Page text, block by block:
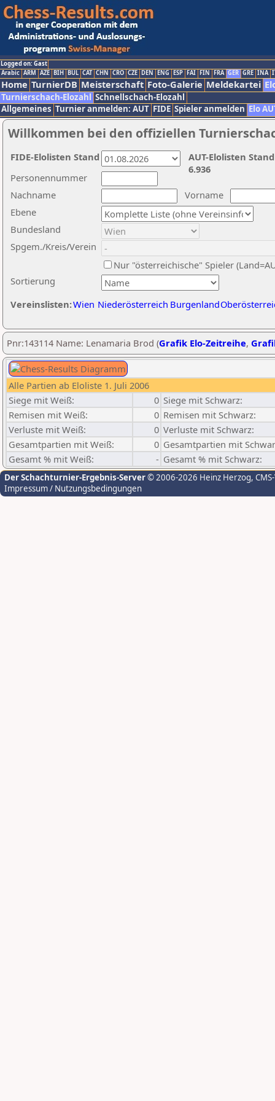
Logged on: Gast
Arabic ARM AZE BIH BUL CAT CHN CRO CZE DEN ENG ESP FAI FIN FRA GER GRE INA
Home TurnierDB Meisterschaft Foto-Galerie Meldekartei
Turnierschach-Elozahl Schnellschach-Elozahl
Allgemeines Turnier anmelden: AUT FIDE Spieler anmelden Elo
Willkommen bei den offiziellen
Nachname
Vorname
Ebene
Sortierung
Personennummer
Bundesland
Spgem./Kreis/Verein
Nur "österreichische" Spieler
Vereinslisten:Wien Niederösterreich Burgenland
AUT-Elolisten
6.936
FIDE-Elolisten Stand
Pnr:143114 Name: Lenamaria Brod (Grafik Elo-Zeitreihe,
Alle Partien ab Eloliste 1. Juli 2006
Siege mit Weiß:
0 Siege mit Schwarz:
Remisen mit Weiß:
0 Remisen mit Schwarz:
Verluste mit Weiß:
0 Verluste mit Schwarz:
Gesamtpartien mit Weiß:
0 Gesamtpartien mit
Gesamt % mit Weiß:
- Gesamt % mit Schwarz:
Der Schachturnier-Ergebnis-Server© 2006-2026 Heinz Herzog,
Impressum / Nutzungsbedingungen